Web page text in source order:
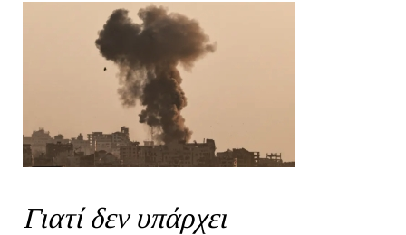
Γιατί δεν υπάρχει